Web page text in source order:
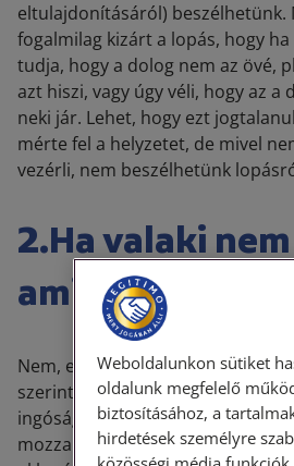
eltulajdonításáról) beszélhetünk.
fogalmilag kizárt a lopás, hogy
tudja, hogy a dolog nem az övé,
azt hiszi, vagy úgy véli, hogy az a
neki jár. Lehet, hogy ezt
mérte fel a helyzetet, de mivel
vezérli, nem beszélhetünk
2.Ha valaki
ami nekem jár,
Nem, ez nem lopás. Ha valaki
szerintem nekem járna (pl.
ingóságomat) akkor már eleve
mozzanat, ezért büntetőjogi
Weboldalunkon sütiket
oldalunk megfelelő
biztosításához, a
hirdetések személyre